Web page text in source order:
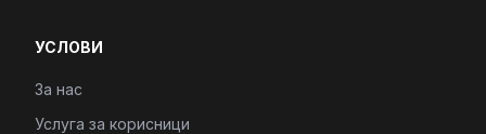
УСЛОВИ
За нас
Услуга за корисници